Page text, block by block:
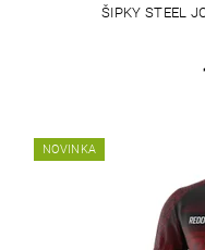
ŠIPKY STEEL
NOVINKA